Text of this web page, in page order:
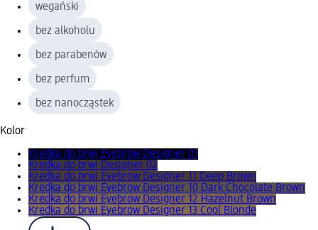
wegański
bez alkoholu
bez parabenów
bez perfum
bez nanocząstek
Kolor
Kredka do brwi Eyebrow Designer 01
Kredka do brwi Designer 02
Kredka do brwi Eyebrow Designer 11 Deep Brown
Kredka do brwi Eyebrow Designer 10 Dark Chocolate Brown
Kredka do brwi Eyebrow Designer 12 Hazelnut Brown
Kredka do brwi Eyebrow Designer 13 Cool Blonde